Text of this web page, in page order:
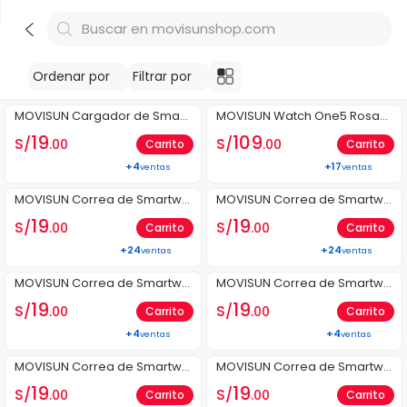
Buscar en movisunshop.com
Ordenar por Filtrar por
MOVISUN Cargador de Smart
watch MC One5 Blanco
S/19.00 Carrito
+4ventas
MOVISUN Watch One5 Rosad
o - Smartwatch resistente al
agua IP68 con llamadas, oxíg
eportivo para Android y iOS
S/109.00 Carrito
+17ventas
MOVISUN Correa de Smartwa
tch Cuero T U2 Marrón
S/19.00 Carrito
+24ventas
MOVISUN Correa de Smartwa
tch Cuero T U2 Negro
S/19.00 Carrito
+24ventas
MOVISUN Correa de Smartwa
tch Metal M ONE Negro
S/19.00 Carrito
+4ventas
MOVISUN Correa de Smartwa
tch Cuero T ONE Marrón
S/19.00 Carrito
+4ventas
MOVISUN Correa de Smartwa
tch Cuero T ONE Negro
S/19.00 Carrito
MOVISUN Correa de Smartwa
tch Cuero T1 Marrón
S/19.00 Carrito